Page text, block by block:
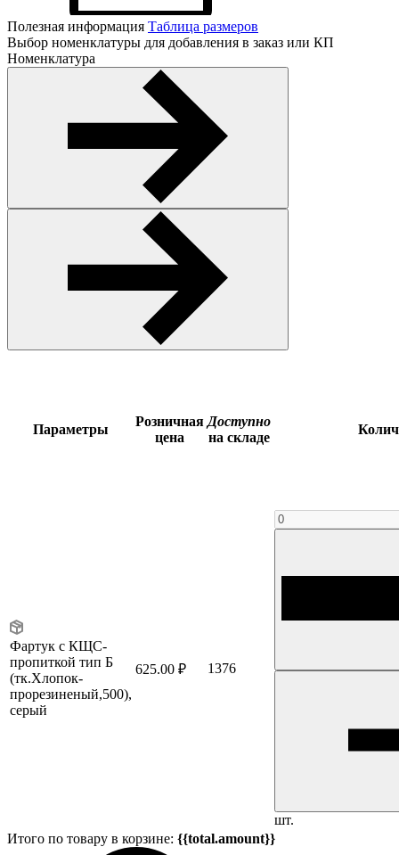
Полезная информация Таблица размеров
Выбор номенклатуры для добавления в заказ или КП
Номенклатура
Параметры
Розничная
цена
Доступно
на складе
Фартук с КЩС-
пропиткой тип Б
(тк.Хлопок-
прорезиненый,500),
серый
625.00 ₽ 1376
шт.
Итого по товару в корзине: {{total.amount}}